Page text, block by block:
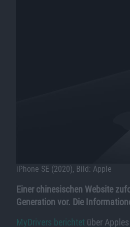
iPhone SE (2020), Bild: Apple
Einer chinesischen Website
Generation vor. Die
MyDrivers berichtet über